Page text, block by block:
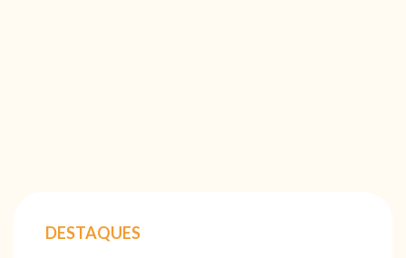
DESTAQUES